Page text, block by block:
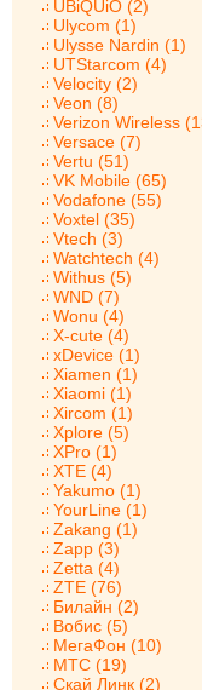
UBiQUiO (2)
Ulycom (1)
Ulysse Nardin (1)
UTStarcom (4)
Velocity (2)
Veon (8)
Verizon Wireless
Versace (7)
Vertu (51)
VK Mobile (65)
Vodafone (55)
Voxtel (35)
Vtech (3)
Watchtech (4)
Withus (5)
WND (7)
Wonu (4)
X-cute (4)
xDevice (1)
Xiamen (1)
Xiaomi (1)
Xircom (1)
Xplore (5)
XPro (1)
XTE (4)
Yakumo (1)
YourLine (1)
Zakang (1)
Zapp (3)
Zetta (4)
ZTE (76)
Билайн (2)
Вобис (5)
МегаФон (10)
МТС (19)
Скай Линк (2)